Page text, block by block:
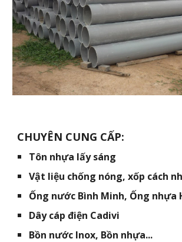
CHUYÊN CUNG CẤP:
Tôn nhựa lấy sáng
Vật liệu chống nóng, xốp cách
Ống nước Bình Minh, Ống nhựa
Dây cáp điện Cadivi
Bồn nước Inox, Bồn nhựa...